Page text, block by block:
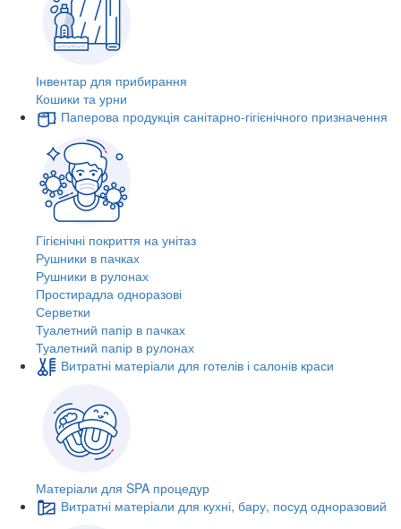
Інвентар для прибирання
Кошики та урни
Паперова продукція санітарно-гігієнічного призначення
Гігієнічні покриття на унітаз
Рушники в пачках
Рушники в рулонах
Простирадла одноразові
Серветки
Туалетний папір в пачках
Туалетний папір в рулонах
Витратні матеріали для готелів і салонів краси
Матеріали для SPA процедур
Витратні матеріали для кухні, бару, посуд одноразовий